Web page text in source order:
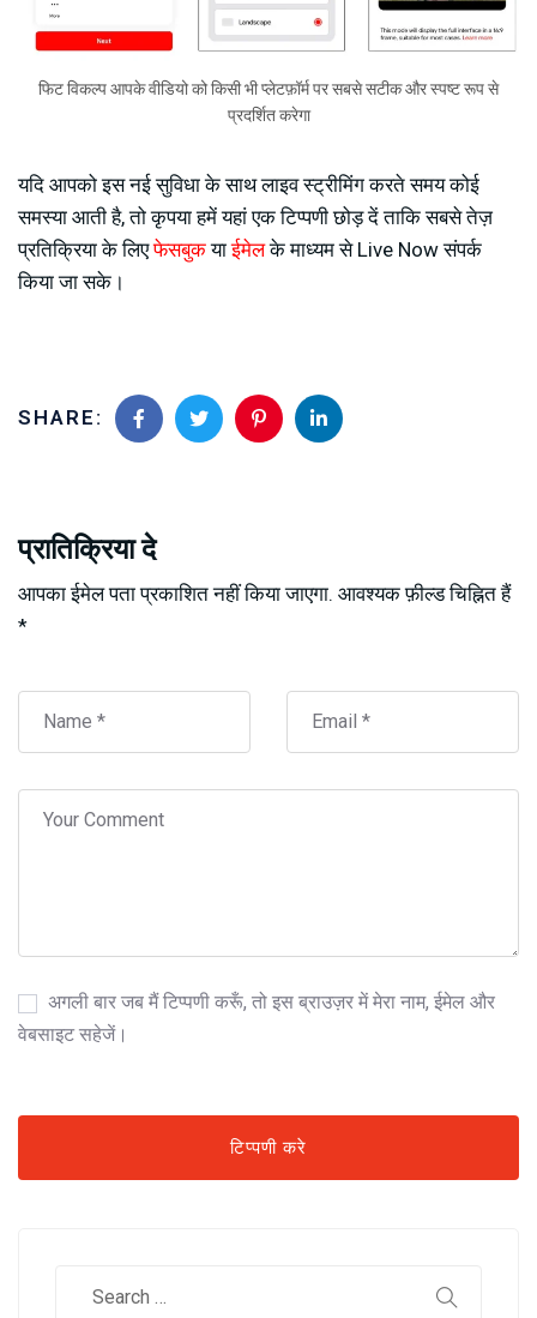
फिट विकल्प आपके वीडियो को किसी भी प्लेटफ़ॉर्म पर सबसे सटीक और स्पष्ट रूप से
प्रदर्शित करेगा
यदि आपको इस नई सुविधा के साथ लाइव स्ट्रीमिंग करते समय कोई
समस्या आती है, तो कृपया हमें यहां एक टिप्पणी छोड़ दें ताकि सबसे तेज़
प्रतिक्रिया के लिएफेसबुकयाईमेलके माध्यम से Live Now संपर्क
किया जा सके।
SHARE:
प्रातिक्रिया दे
आपका ईमेल पता प्रकाशित नहीं किया जाएगा. आवश्यक फ़ील्ड चिह्नित हैं
*
अगली बार जब मैं टिप्पणी करूँ, तो इस ब्राउज़र में मेरा नाम, ईमेल और
वेबसाइट सहेजें।